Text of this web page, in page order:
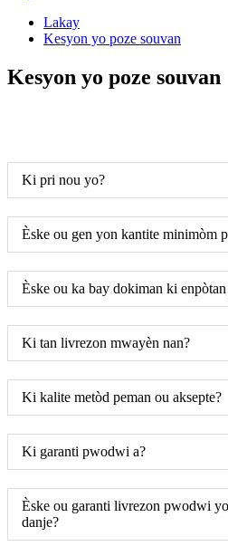
Lakay
Kesyon yo poze souvan
Kesyon yo poze souvan
Ki pri nou yo?
Èske ou gen yon kantite minimòm
Èske ou ka bay dokiman ki
Ki tan livrezon mwayèn nan?
Ki kalite metòd peman ou aksepte?
Ki garanti pwodwi a?
Èske ou garanti livrezon pwodwi
danje?